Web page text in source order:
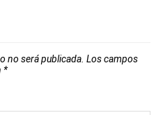
no será publicada. Los campos
*